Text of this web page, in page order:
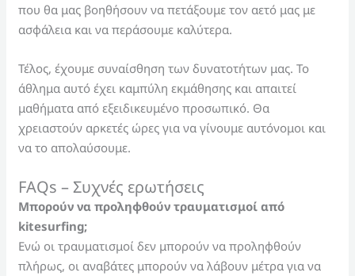
που θα μας βοηθήσουν να πετάξουμε τον αετό μας με
ασφάλεια και να περάσουμε καλύτερα.
Τέλος, έχουμε συναίσθηση των δυνατοτήτων μας. Το
άθλημα αυτό έχει καμπύλη εκμάθησης και απαιτεί
μαθήματα από εξειδικευμένο προσωπικό. Θα
χρειαστούν αρκετές ώρες για να γίνουμε αυτόνομοι και
να το απολαύσουμε.
FAQs – Συχνές ερωτήσεις
Μπορούν να προληφθούν τραυματισμοί από
kitesurfing;
Ενώ οι τραυματισμοί δεν μπορούν να προληφθούν
πλήρως, οι αναβάτες μπορούν να λάβουν μέτρα για να